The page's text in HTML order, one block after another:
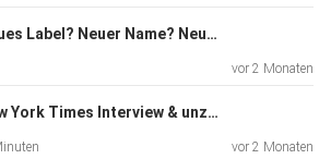
🤍
#141 - Neues Label? Neuer Name? Neue Gerüchte!
vor 2 Monaten
#140 - New York Times Interview & unzählige Taylor Sichtungen
vor 2 Monaten